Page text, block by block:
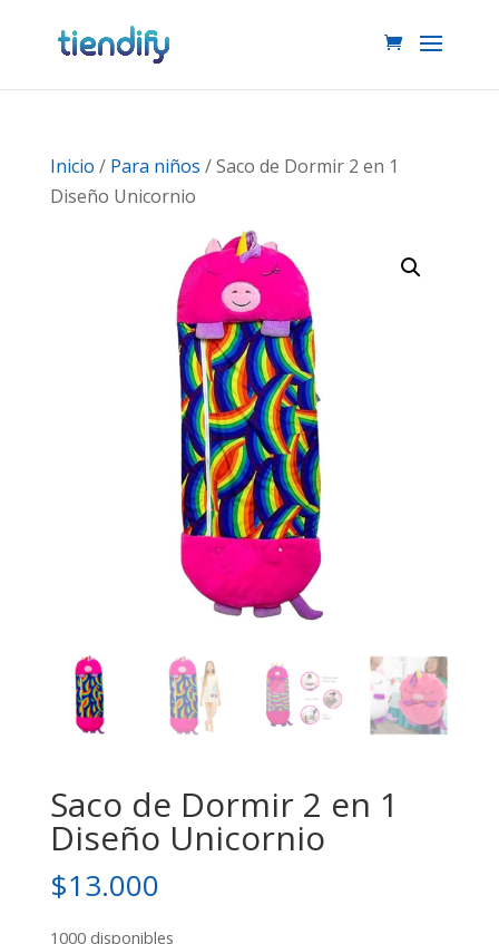
Inicio / Para niños / Saco de Dormir 2 en 1
Diseño Unicornio
Saco de Dormir 2 en 1
Diseño Unicornio
$13.000
1000 disponibles